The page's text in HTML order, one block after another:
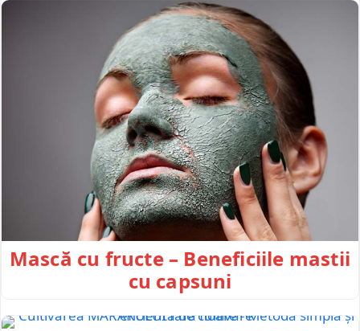
Mască cu fructe – Beneficiile mastii
cu capsuni